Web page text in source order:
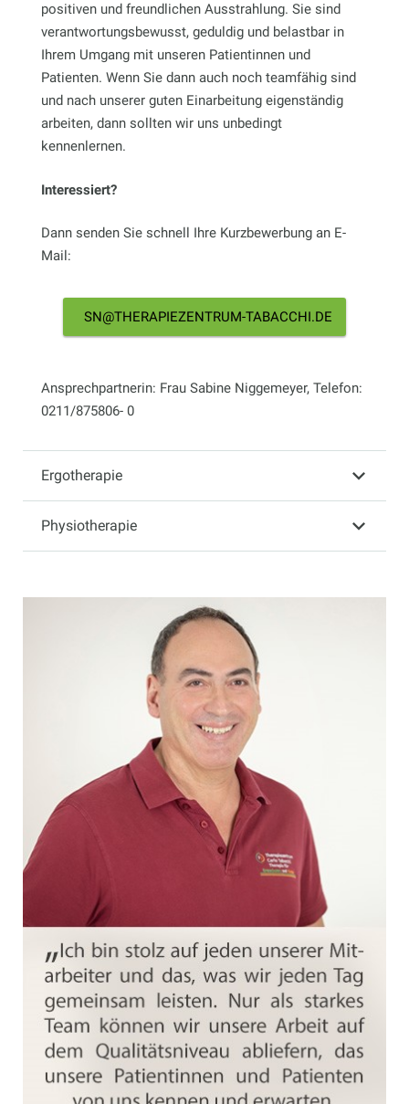
positiven und freundlichen Ausstrahlung. Sie sind
verantwortungsbewusst, geduldig und belastbar in
Ihrem Umgang mit unseren Patientinnen und
Patienten. Wenn Sie dann auch noch teamfähig sind
und nach unserer guten Einarbeitung eigenständig
arbeiten, dann sollten wir uns unbedingt
kennenlernen.
Interessiert?
Dann senden Sie schnell Ihre Kurzbewerbung an E-
Mail:
SN@THERAPIEZENTRUM-TABACCHI.DE
Ansprechpartnerin: Frau Sabine Niggemeyer, Telefon:
0211/875806- 0
Ergotherapie
Physiotherapie